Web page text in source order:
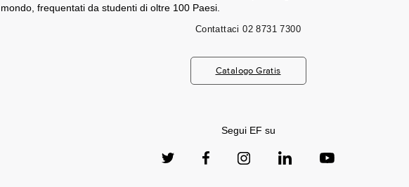
mondo, frequentati da studenti di oltre 100 Paesi.
Contattaci 02 8731 7300
Catalogo Gratis
Segui EF su